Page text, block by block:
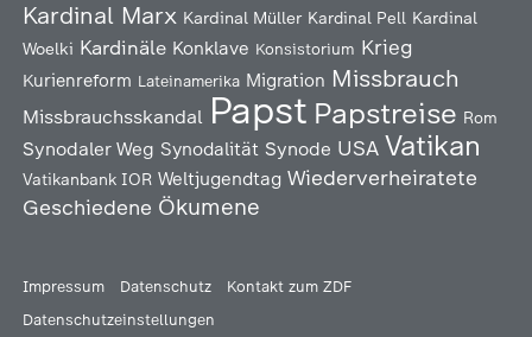
Kardinal Marx Kardinal Müller Kardinal Pell Kardinal
Woelki Kardinäle Konklave Konsistorium Krieg
Kurienreform Lateinamerika Migration Missbrauch
Missbrauchsskandal Papst Papstreise Rom
Synodaler Weg Synodalität Synode USA Vatikan
Vatikanbank IOR Weltjugendtag Wiederverheiratete
Geschiedene Ökumene
Impressum Datenschutz
Kontakt zum ZDF
Datenschutzeinstellungen